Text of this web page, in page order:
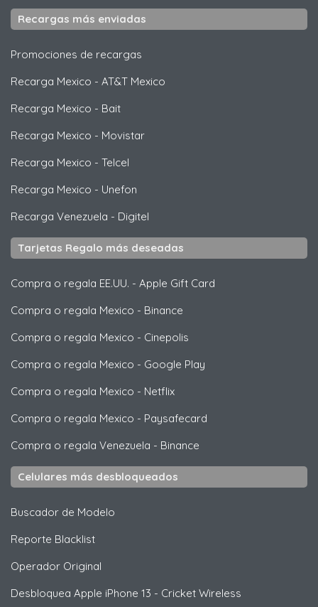
Recargas más enviadas
Promociones de recargas
Recarga Mexico - AT&T Mexico
Recarga Mexico - Bait
Recarga Mexico - Movistar
Recarga Mexico - Telcel
Recarga Mexico - Unefon
Recarga Venezuela - Digitel
Tarjetas Regalo más deseadas
Compra o regala EE.UU. - Apple Gift Card
Compra o regala Mexico - Binance
Compra o regala Mexico - Cinepolis
Compra o regala Mexico - Google Play
Compra o regala Mexico - Netflix
Compra o regala Mexico - Paysafecard
Compra o regala Venezuela - Binance
Celulares más desbloqueados
Buscador de Modelo
Reporte Blacklist
Operador Original
Desbloquea Apple iPhone 13 - Cricket Wireless